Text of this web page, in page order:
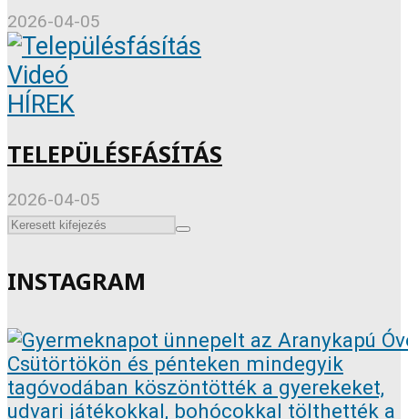
2026-04-05
Videó
HÍREK
TELEPÜLÉSFÁSÍTÁS
2026-04-05
INSTAGRAM